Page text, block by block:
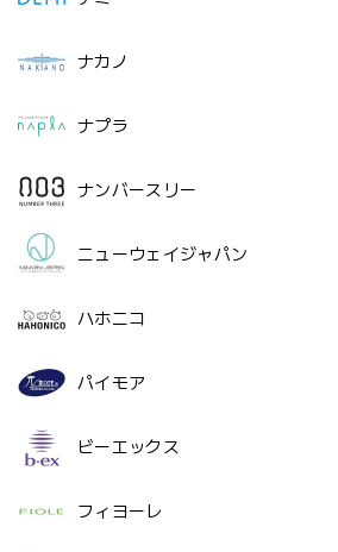
ナカノ
ナプラ
ナンバースリー
ニューウェイジャパン
ハホニコ
パイモア
ビーエックス
フィヨーレ